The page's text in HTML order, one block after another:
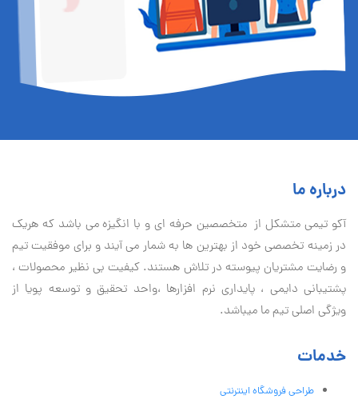
درباره ما
آكو تيمی متشکل از متخصصین حرفه ای و با انگیزه می باشد که هریک
در زمینه تخصصی خود از بهترین ها به شمار می آیند و برای موفقیت تيم
و رضایت مشتریان پیوسته در تلاش هستند. کیفیت بی نظير محصولات ،
پشتیبانی دايمی ، پایداری نرم افزارها ،واحد تحقیق و توسعه پویا از
ویژگی اصلی تیم ما میباشد.
خدمات
طراحی فروشگاه اینترنتی